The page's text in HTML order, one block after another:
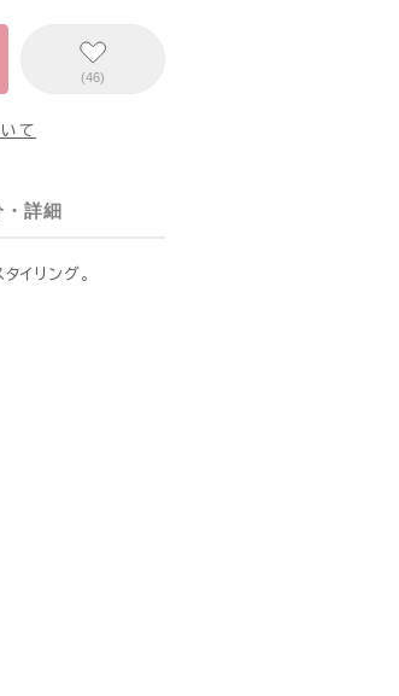
(46)
て
・詳細
イリング。